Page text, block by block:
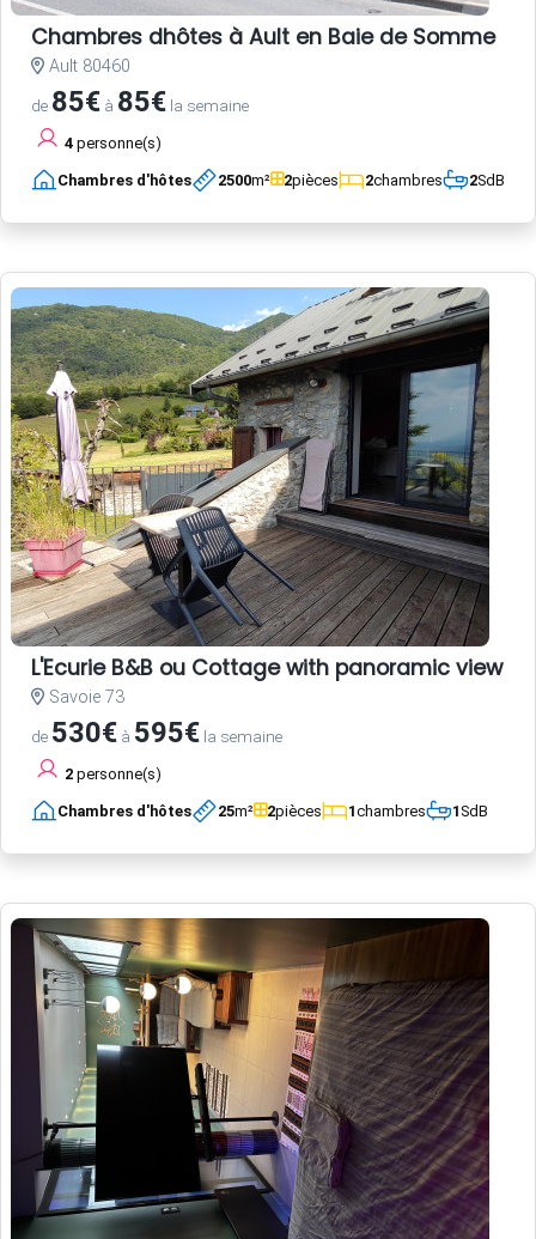
Chambres dhôtes à Ault en Baie de Somme
Ault 80460
de 85€ à 85€ la semaine
4 personne(s)
Chambres d'hôtes 2500m² 2pièces 2chambres 2SdB
L'Ecurie B&B ou Cottage with panoramic view
Savoie 73
de 530€ à 595€ la semaine
2 personne(s)
Chambres d'hôtes 25m² 2pièces 1chambres 1SdB